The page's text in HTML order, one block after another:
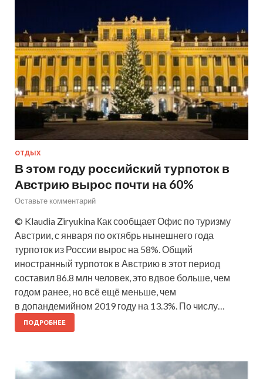
ОТДЫХ
В этом году российский турпоток в
Австрию вырос почти на 60%
Оставьте комментарий
© Klaudia Ziryukina Как сообщает Офис по туризму
Австрии, с января по октябрь нынешнего года
турпоток из России вырос на 58%. Общий
иностранный турпоток в Австрию в этот период
составил 86.8 млн человек, это вдвое больше, чем
годом ранее, но всё ещё меньше, чем
в допандемийном 2019 году на 13.3%. По числу…
ПОДРОБНЕЕ